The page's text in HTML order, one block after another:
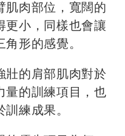
肌肉部位，寬闊的
更小，同樣也會讓
形的感覺。
壯的肩部肌肉對於
量的訓練項目，也
練成果。